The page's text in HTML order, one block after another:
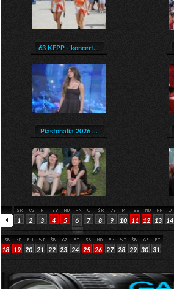
63 KFPP - koncert...
Piastonalia 2026 ...
1 2 3 4 5 6 7 8 9 10 11 12 13 14
18 19 20 21 22 23 24 25 26 27 28 29 30 31